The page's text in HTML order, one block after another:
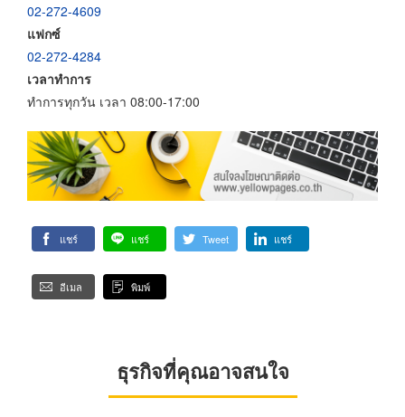
02-272-4609
แฟกซ์
02-272-4284
เวลาทำการ
ทำการทุกวัน เวลา 08:00-17:00
แชร์ แชร์ Tweet แชร์
อีเมล พิมพ์
ธุรกิจที่คุณอาจสนใจ